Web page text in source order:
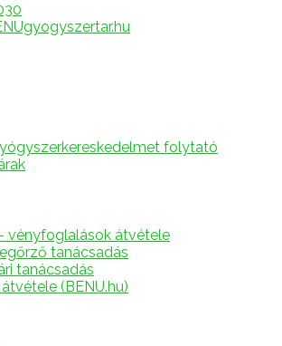
folytató
vényfoglalások átvétele
tanácsadás
tanácsadás
(BENU.hu)